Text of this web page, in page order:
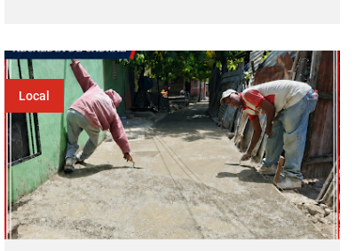
Ambiente del Senado. La activ…
Local